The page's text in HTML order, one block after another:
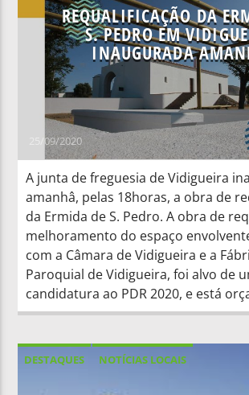
REQUALIFICAÇÃO DA
S. PEDRO EM
INAUGURADA
25/09/2020
A junta de freguesia de Vidigueira
amanhâ, pelas 18horas, a obra de
da Ermida de S. Pedro. A obra de
melhoramento do espaço
com a Câmara de Vidigueira e a
Paroquial de Vidigueira, foi alvo de
candidatura ao PDR 2020, e está
DESTAQUES NOTÍCIAS LOCAIS